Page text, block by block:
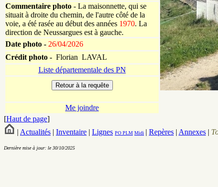
Commentaire photo - La maisonnette, qui se
situait à droite du chemin, de l'autre côté de la
voie, a été rasée au début des années 1970. La
direction de Neussargues est à gauche.
Date photo - 26/04/2026
Crédit photo - Florian LAVAL
Liste départementale des PN
Me joindre
[Haut de page]
| Actualités | Inventaire | Lignes PO PLM Midi | Repères | Annexes |
Dernière mise à jour: le 30/10/2025